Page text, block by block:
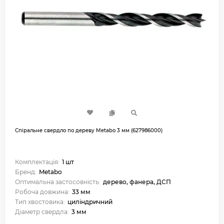
Спіральне свердло по дереву Metabo 3 мм (627986000)
Комплектація: 1 шт
Бренд: Metabo
Оптимальна застосовність: дерево, фанера, ДСП
Робоча довжина: 33 мм
Тип хвостовика: циліндричний
Діаметр свердла: 3 мм